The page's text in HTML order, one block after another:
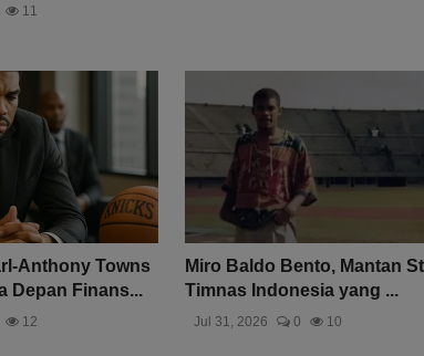
11
Anthony Towns
Depan Finans...
12
Miro Baldo Bento, Mantan
Timnas Indonesia yang ...
Jul 31, 2026 0 10